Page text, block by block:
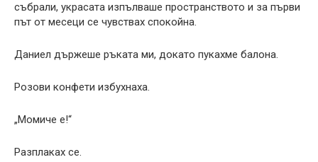
събрали, украсата изпълваше пространството и за първи
път от месеци се чувствах спокойна.
Даниел държеше ръката ми, докато пукахме балона.
Розови конфети избухнаха.
„Момиче е!“
Разплаках се.